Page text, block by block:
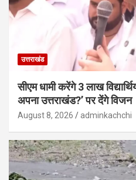
उत्तराखंड
सीएम धामी करेंगे 3 लाख
अपना उत्तराखंड?’ पर देंगे विजन
August 8, 2026 adminkachchi